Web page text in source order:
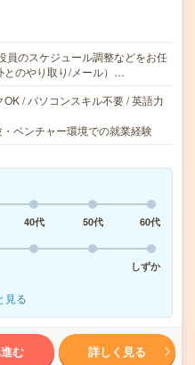
員のスケジュール調整などをお任
とのやり取り/メール）…
/ パソコンスキル不要 / 英語力
・ベンチャー環境での就業経験
40代 50代
60代
しずか
見る
む 詳しく見る